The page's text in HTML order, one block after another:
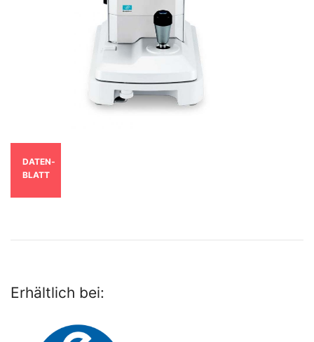
DATEN­
BLATT
Erhältlich bei: